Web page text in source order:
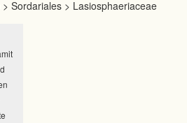
Sordariales > Lasiosphaeriaceae